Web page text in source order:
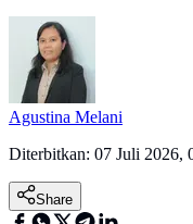
Agustina Melani
Diterbitkan: 07 Juli 2026,
Share